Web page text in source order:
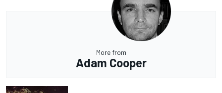
More from
Adam Cooper